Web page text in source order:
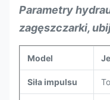
Parametry
zagęszczarki,
Model
Siła impulsu